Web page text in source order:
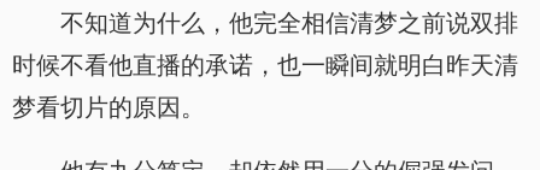
不知道为什么，他完全相信清梦之前说双排
时候不看他直播的承诺，也一瞬间就明白昨天清
梦看切片的原因。